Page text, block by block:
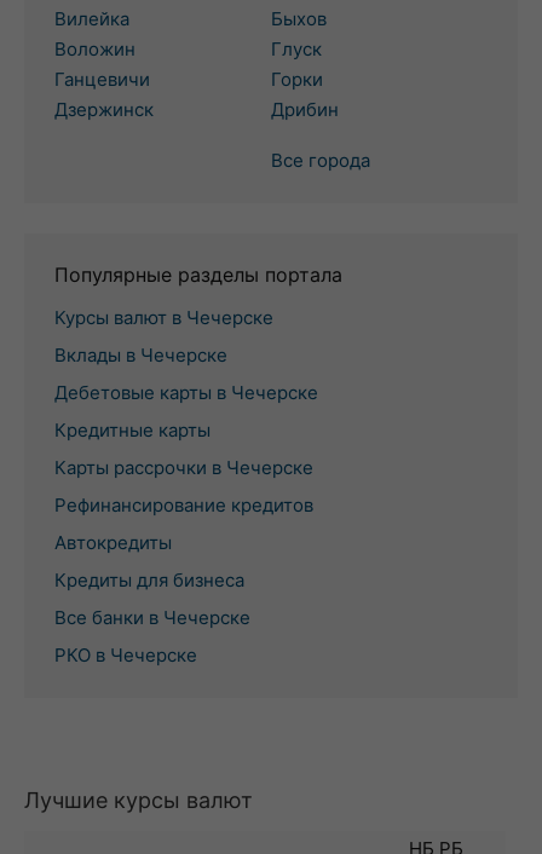
Вилейка
Воложин
Ганцевичи
Дзержинск
Быхов
Глуск
Горки
Дрибин
Все города
Популярные разделы портала
Курсы валют в Чечерске
Вклады в Чечерске
Дебетовые карты в Чечерске
Кредитные карты
Карты рассрочки в Чечерске
Рефинансирование кредитов
Автокредиты
Кредиты для бизнеса
Все банки в Чечерске
РКО в Чечерске
Лучшие курсы валют
НБ РБ